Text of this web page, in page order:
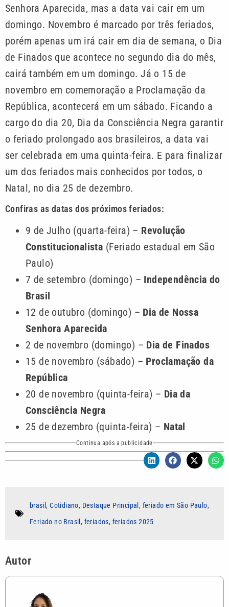
Senhora Aparecida, mas a data vai cair em um
domingo. Novembro é marcado por três feriados,
porém apenas um irá cair em dia de semana, o Dia
de Finados que acontece no segundo dia do mês,
cairá também em um domingo. Já o 15 de
novembro em comemoração a Proclamação da
República, acontecerá em um sábado. Ficando a
cargo do dia 20, Dia da Consciência Negra garantir
o feriado prolongado aos brasileiros, a data vai
ser celebrada em uma quinta-feira. E para finalizar
um dos feriados mais conhecidos por todos, o
Natal, no dia 25 de dezembro.
Confiras as datas dos próximos feriados:
9 de Julho (quarta-feira) – Revolução
Constitucionalista (Feriado estadual em São
Paulo)
7 de setembro (domingo) – Independência do
Brasil
12 de outubro (domingo) – Dia de Nossa
Senhora Aparecida
2 de novembro (domingo) – Dia de Finados
15 de novembro (sábado) – Proclamação da
República
20 de novembro (quinta-feira) – Dia da
Consciência Negra
25 de dezembro (quinta-feira) – Natal
Continua após a publicidade
brasil ,Cotidiano, Destaque Principal , feriado em São Paulo,
Feriado no Brasil , feriados, feriados 2025
Autor